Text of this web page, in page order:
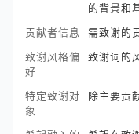
的背景和
贡献者信息
需致谢的
致谢风格偏
好
致谢词的
特定致谢对
象
除主要贡